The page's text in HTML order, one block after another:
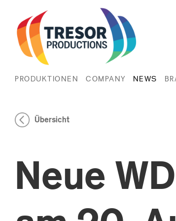
PRODUKTIONEN COMPANY NEWS
Übersicht
Neue